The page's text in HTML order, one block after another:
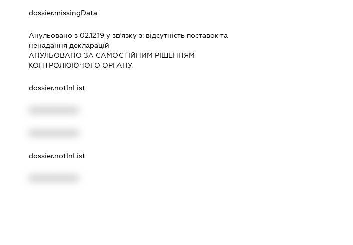
dossier.missingData
Анульовано з 02.12.19 у зв'язку з: вiдсутнiсть поставок та
ненадання декларацiй
АНУЛЬОВАНО ЗА САМОСТIЙНИМ РIШЕННЯМ
КОНТРОЛЮЮЧОГО ОРГАНУ.
dossier.notInList
dossier.notInList